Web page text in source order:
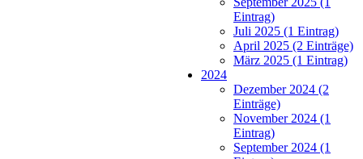
Eintrag)
Juli 2025 (1 Eintrag)
April 2025 (2 Einträge)
März 2025 (1 Eintrag)
2024
Dezember 2024 (2
Einträge)
November 2024 (1
Eintrag)
September 2024 (1